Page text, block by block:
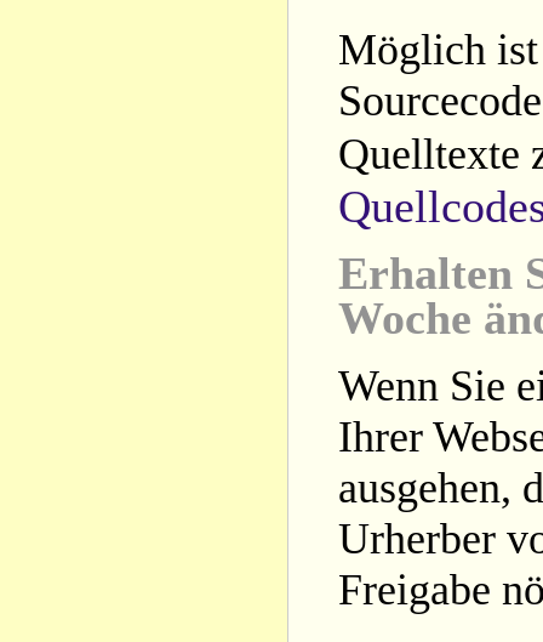
Möglich ist
Quelltexte
Erhalten
Woche
Wenn Sie
Ihrer
ausgehen,
Urherber
Freigabe